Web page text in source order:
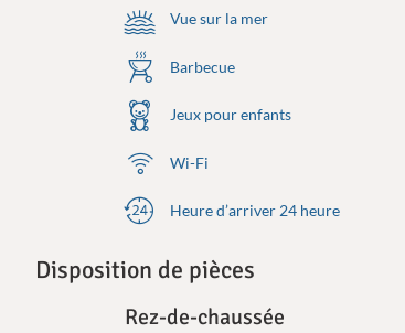
Vue sur la mer
Barbecue
Jeux pour enfants
Wi-Fi
Heure d’arriver 24 heure
Disposition de pièces
Rez-de-chaussée